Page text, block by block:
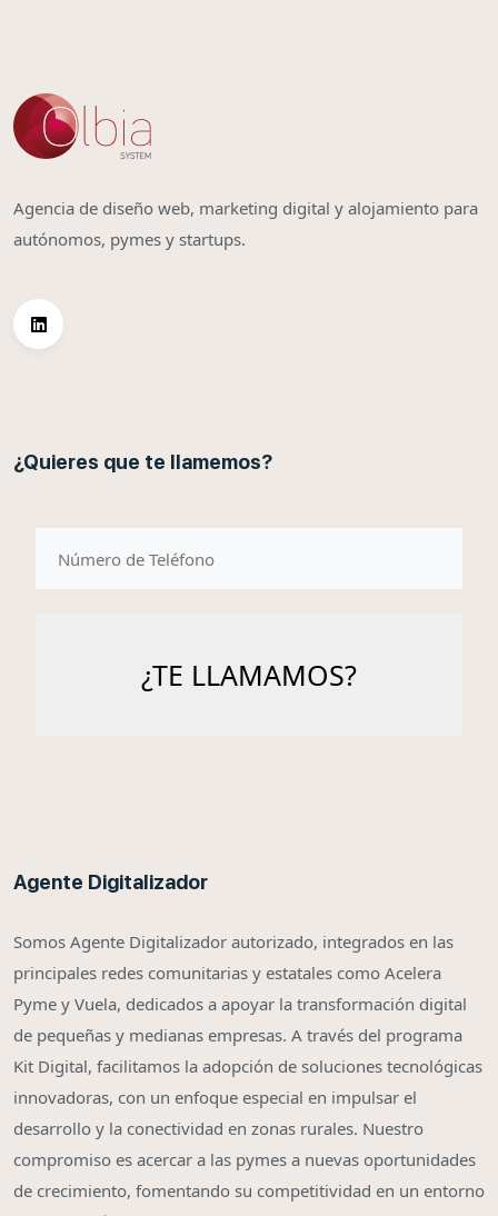
Agencia de diseño web, marketing digital y alojamiento para
autónomos, pymes y startups.
¿Quieres que te llamemos?
Agente Digitalizador
Somos Agente Digitalizador autorizado, integrados en las
principales redes comunitarias y estatales como Acelera
Pyme y Vuela, dedicados a apoyar la transformación digital
de pequeñas y medianas empresas. A través del programa
Kit Digital, facilitamos la adopción de soluciones tecnológicas
innovadoras, con un enfoque especial en impulsar el
desarrollo y la conectividad en zonas rurales. Nuestro
compromiso es acercar a las pymes a nuevas oportunidades
de crecimiento, fomentando su competitividad en un entorno